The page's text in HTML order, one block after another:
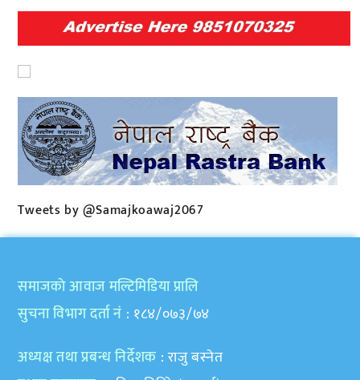
Tweets by @Samajkoawaj2067
समाजकाे आवाज मल्टिमिडिया प्रालि
सुचना विभाग दर्ता नं : १८४/०७३/७४
अध्यक्ष तथा प्रबन्ध निर्देशक : राजु बस्नेत